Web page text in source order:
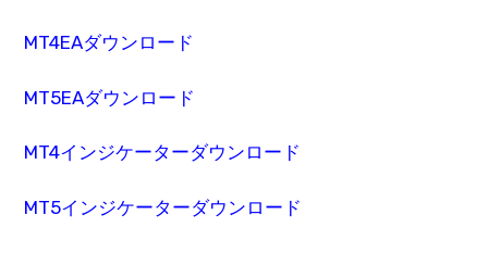
MT4EAダウンロード
MT5EAダウンロード
MT4インジケーターダウンロード
MT5インジケーターダウンロード